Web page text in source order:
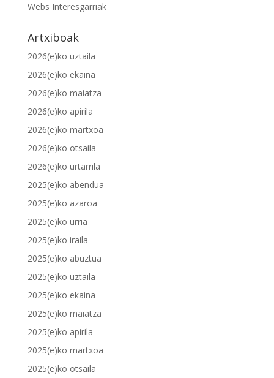
Webs Interesgarriak
Artxiboak
2026(e)ko uztaila
2026(e)ko ekaina
2026(e)ko maiatza
2026(e)ko apirila
2026(e)ko martxoa
2026(e)ko otsaila
2026(e)ko urtarrila
2025(e)ko abendua
2025(e)ko azaroa
2025(e)ko urria
2025(e)ko iraila
2025(e)ko abuztua
2025(e)ko uztaila
2025(e)ko ekaina
2025(e)ko maiatza
2025(e)ko apirila
2025(e)ko martxoa
2025(e)ko otsaila